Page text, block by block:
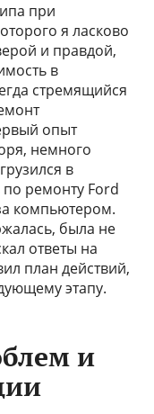
при
я ласково
и правдой,
в
стремящийся
опыт
немного
в
ремонту Ford
компьютером.
была не
ответы на
план действий,
этапу.
и